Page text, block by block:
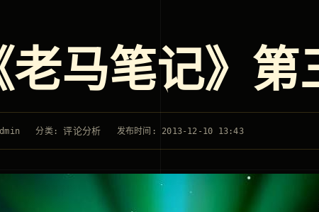
老马笔记》第
分类:评论分析 发布时间: 2013-12-10 13:43